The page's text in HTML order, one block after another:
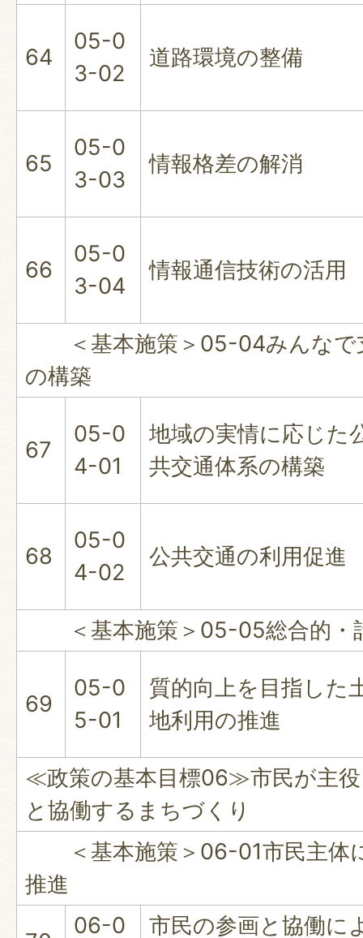
64
05-0
3-02
道路環境の整備
65
05-0
3-03
情報格差の解消
66
05-0
3-04
情報通信技術の活用
＜基本施策＞05-04みんなで
の構築
67
05-0
4-01
地域の実情に応じた
共交通体系の構築
68
05-0
4-02
公共交通の利用促進
＜基本施策＞05-05総合的・
69
05-0
5-01
質的向上を目指した
地利用の推進
≪政策の基本目標06≫市民が主
と協働するまちづくり
＜基本施策＞06-01市民主体
推進
06-0 市民の参画と協働に